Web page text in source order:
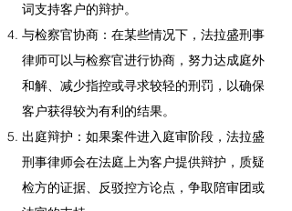
词支持客户的辩护。
与检察官协商：在某些情况下，法拉盛刑事
律师可以与检察官进行协商，努力达成庭外
和解、减少指控或寻求较轻的刑罚，以确保
客户获得较为有利的结果。
出庭辩护：如果案件进入庭审阶段，法拉盛
刑事律师会在法庭上为客户提供辩护，质疑
检方的证据、反驳控方论点，争取陪审团或